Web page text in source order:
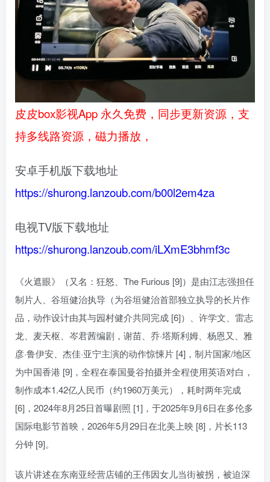
皮皮box影视App 永久免费，同步更新资源，支
持多线路资源，磁力播放，
安卓手机版下载地址
https://shurong.lanzoub.com/b00l2em4za
电视TV版下载地址
https://shurong.lanzoub.com/iLXmE3bhmf3c
《火遮眼》（又名：狂怒、The Furious [9]）是由江志强担任
制片人、谷垣健治执导（为谷垣健治首部独立执导的长片作
品，动作设计由其与园村健介共同完成 [6]）、许学文、雷志
龙、麦天枢、岑君茜编剧，谢苗、乔·塔斯利姆、杨恩又、雅
彦·鲁伊安、杰佳·亚宁主演的动作惊悚片 [4]，制片国家/地区
为中国香港 [9]，全程在泰国曼谷拍摄并全程使用英语对白，
制作成本1.42亿人民币（约1960万美元），耗时两年完成
[6]，2024年8月25日首曝剧照 [1]，于2025年9月6日在多伦多
国际电影节首映，2026年5月29日在北美上映 [8]，片长113
分钟 [9]。
该片讲述在东南亚经营店铺的王伟因女儿当街被拐，被迫深